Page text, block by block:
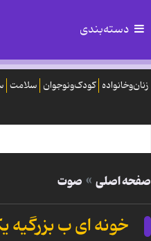
دسته‌بندی
زنان‌وخانواده کودک‌ونوجوان سلامت
صفحه اصلی صوت
خونه ای ب بزرگیه